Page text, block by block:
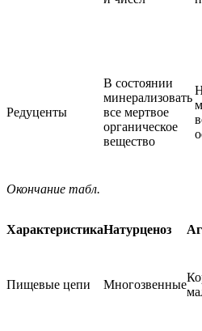
Редуценты
В состоянии
минерализовать
все мертвое
органическое
вещество
Окончание табл.
ХарактеристикаНатурценоз
Пищевые цепи Многозвенные